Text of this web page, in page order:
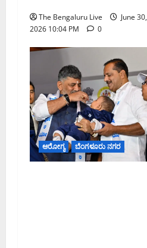
The Bengaluru Live
June 30,
2026 10:04 PM
0
ಆರೋಗ್ಯ ಬೆಂಗಳೂರು ನಗರ